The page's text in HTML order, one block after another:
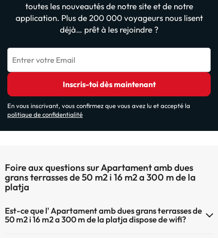
toutes les nouveautés de notre site et de notre
application. Plus de 200 000 voyageurs nous lisent
déjà… prêt à les rejoindre ?
Entrer votre Email
Inscris-toi dès maintenant
En vous inscrivant, vous confirmez que vous avez lu et accepté la
politique de confidentialité
Foire aux questions sur Apartament amb dues
grans terrasses de 50 m2 i 16 m2 a 300 m de la
platja
Est-ce que l' Apartament amb dues grans terrasses de
50 m2 i 16 m2 a 300 m de la platja dispose de wifi?